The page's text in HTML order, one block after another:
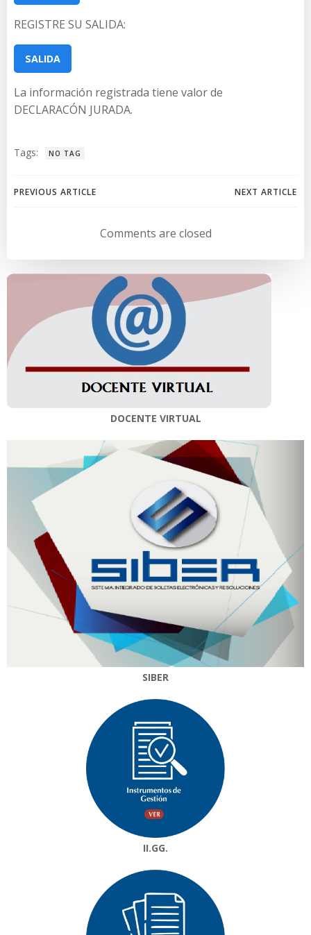
REGISTRE SU SALIDA:
SALIDA
La información registrada tiene valor de
DECLARACÓN JURADA.
Tags: NO TAG
Navegación
entradas
PREVIOUS ARTICLE
Navegación
de
entradas
NEXT ARTICLE
Comments are closed
DOCENTE VIRTUAL
SIBER
II.GG.